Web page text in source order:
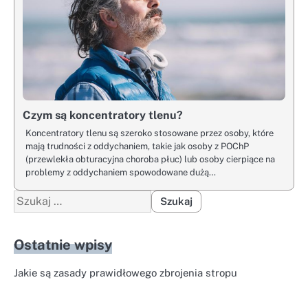
Czym są koncentratory tlenu?
Koncentratory tlenu są szeroko stosowane przez osoby, które
mają trudności z oddychaniem, takie jak osoby z POChP
(przewlekła obturacyjna choroba płuc) lub osoby cierpiące na
problemy z oddychaniem spowodowane dużą…
Szukaj:
Ostatnie wpisy
Jakie są zasady prawidłowego zbrojenia stropu